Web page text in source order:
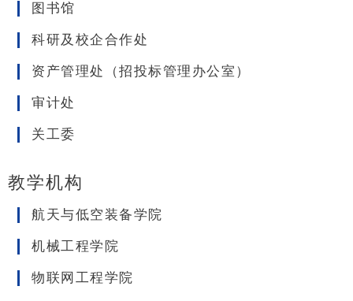
图书馆
科研及校企合作处
资产管理处（招投标管理办公室）
审计处
关工委
教学机构
航天与低空装备学院
机械工程学院
物联网工程学院